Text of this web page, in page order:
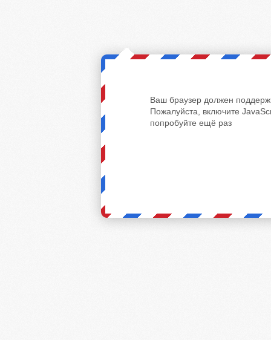
Ваш браузер должен
Пожалуйста, включите
попробуйте ещё раз